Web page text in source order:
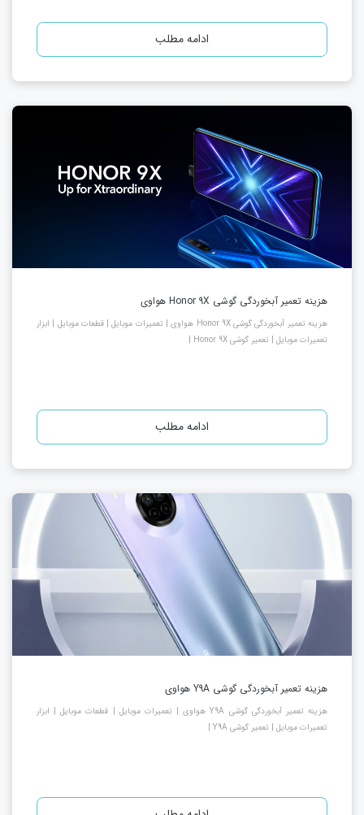
ادامه مطلب
هزینه تعمیر آبخوردگی گوشی Honor 9X هواوی
هزینه تعمیر آبخوردگی گوشی Honor 9X هواوی | تعمیرات موبایل | قطعات موبایل | ابزار
تعمیرات موبایل | تعمیر گوشی Honor 9X |
ادامه مطلب
هزینه تعمیر آبخوردگی گوشی Y9A هواوی
هزینه تعمیر آبخوردگی گوشی Y9A هواوی | تعمیرات موبایل | قطعات موبایل | ابزار
تعمیرات موبایل | تعمیر گوشی Y9A |